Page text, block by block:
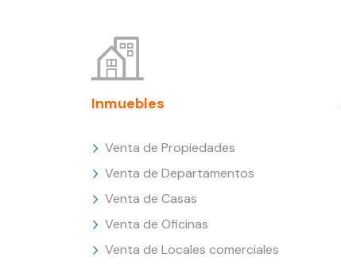
Inmuebles
Venta de Propiedades
Venta de Departamentos
Venta de Casas
Venta de Oficinas
Venta de Locales comerciales